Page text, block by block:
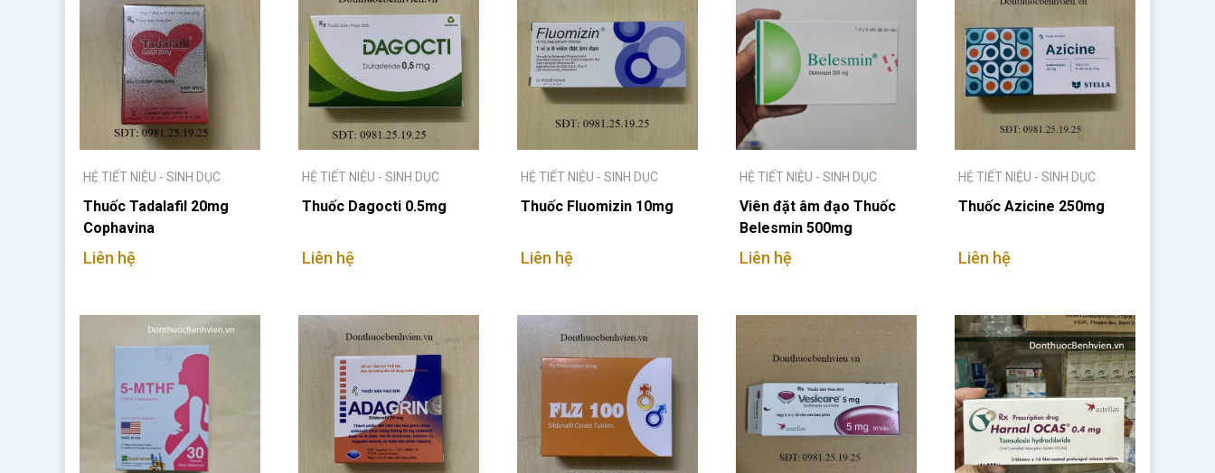
HỆ TIẾT NIỆU - SINH DỤC
Thuốc Tadalafil 20mg
Cophavina
Liên hệ
HỆ TIẾT NIỆU - SINH DỤC
Thuốc Dagocti 0.5mg
Liên hệ
HỆ TIẾT NIỆU - SINH DỤC
Thuốc Fluomizin 10mg
Liên hệ
HỆ TIẾT NIỆU - SINH DỤC
Viên đặt âm đạo Thuốc
Belesmin 500mg
Liên hệ
HỆ TIẾT NIỆU - SINH DỤC
Thuốc Azicine 250mg
Liên hệ